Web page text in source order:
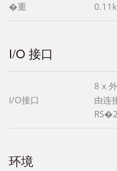
�重
I/O 接口
I/O接口
8 x
由连
环境